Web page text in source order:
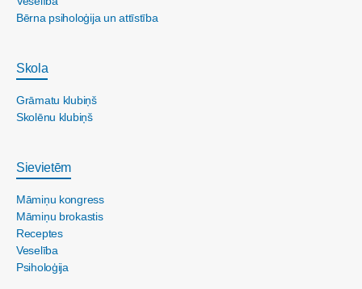
Bērna psiholoģija un attīstība
Skola
Grāmatu klubiņš
Skolēnu klubiņš
Sievietēm
Māmiņu kongress
Māmiņu brokastis
Receptes
Veselība
Psiholoģija